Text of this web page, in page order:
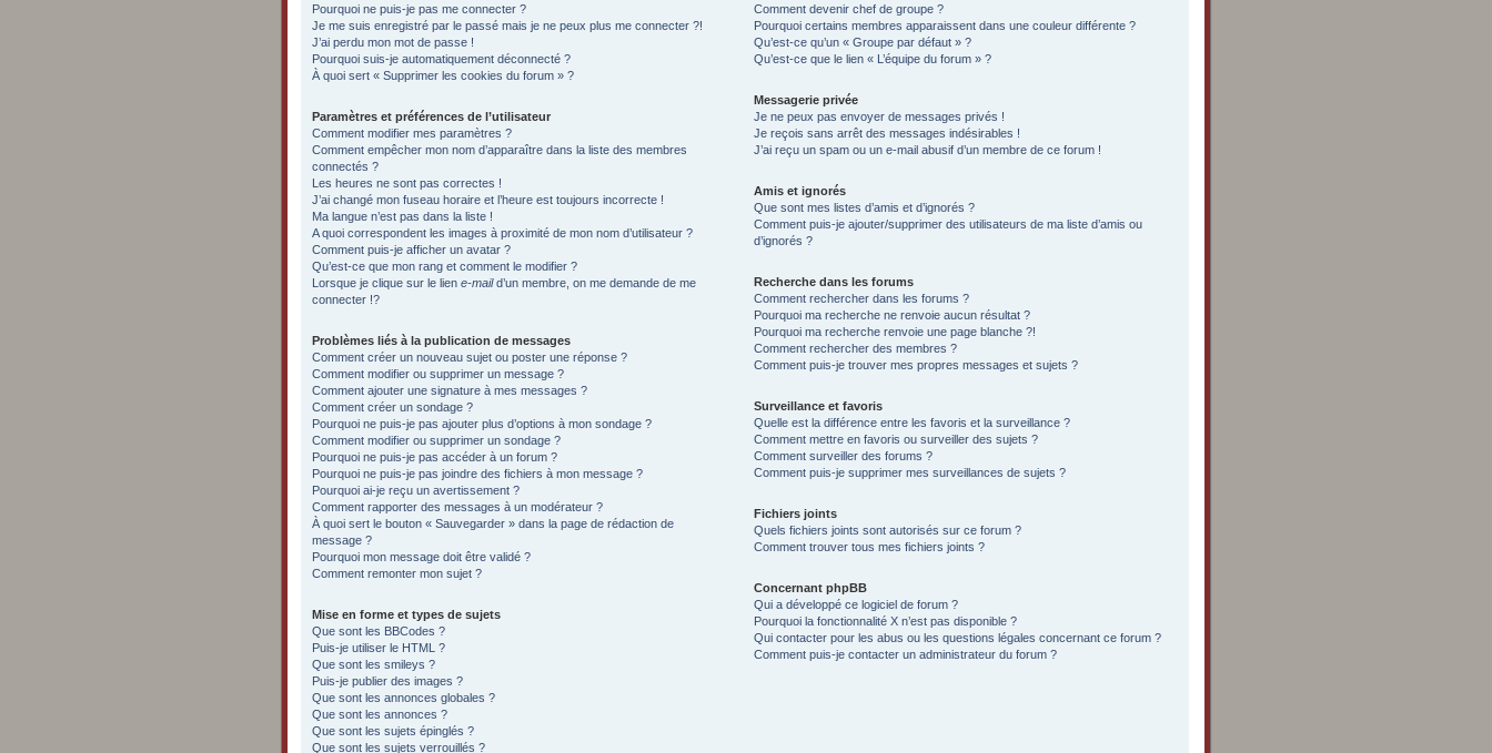
Pourquoi ne puis-je pas me connecter ?
Je me suis enregistré par le passé mais je ne peux plus me connecter ?!
J’ai perdu mon mot de passe !
Pourquoi suis-je automatiquement déconnecté ?
À quoi sert « Supprimer les cookies du forum » ?
Paramètres et préférences de l’utilisateur
Comment modifier mes paramètres ?
Comment empêcher mon nom d’apparaître dans la liste des membres
connectés ?
Les heures ne sont pas correctes !
J’ai changé mon fuseau horaire et l’heure est toujours incorrecte !
Ma langue n’est pas dans la liste !
A quoi correspondent les images à proximité de mon nom d’utilisateur ?
Comment puis-je afficher un avatar ?
Qu’est-ce que mon rang et comment le modifier ?
Lorsque je clique sur le lien e-maild’un membre, on me demande de me
connecter !?
Problèmes liés à la publication de messages
Comment créer un nouveau sujet ou poster une réponse ?
Comment modifier ou supprimer un message ?
Comment ajouter une signature à mes messages ?
Comment créer un sondage ?
Pourquoi ne puis-je pas ajouter plus d’options à mon sondage ?
Comment modifier ou supprimer un sondage ?
Pourquoi ne puis-je pas accéder à un forum ?
Pourquoi ne puis-je pas joindre des fichiers à mon message ?
Pourquoi ai-je reçu un avertissement ?
Comment rapporter des messages à un modérateur ?
À quoi sert le bouton « Sauvegarder » dans la page de rédaction de
message ?
Pourquoi mon message doit être validé ?
Comment remonter mon sujet ?
Mise en forme et types de sujets
Que sont les BBCodes ?
Puis-je utiliser le HTML ?
Que sont les smileys ?
Puis-je publier des images ?
Que sont les annonces globales ?
Que sont les annonces ?
Que sont les sujets épinglés ?
Que sont les sujets verrouillés ?
Comment devenir chef de groupe ?
Pourquoi certains membres apparaissent dans une couleur différente ?
Qu’est-ce qu’un « Groupe par défaut » ?
Qu’est-ce que le lien « L’équipe du forum » ?
Messagerie privée
Je ne peux pas envoyer de messages privés !
Je reçois sans arrêt des messages indésirables !
J’ai reçu un spam ou un e-mail abusif d’un membre de ce forum !
Amis et ignorés
Que sont mes listes d’amis et d’ignorés ?
Comment puis-je ajouter/supprimer des utilisateurs de ma liste d’amis ou
d’ignorés ?
Recherche dans les forums
Comment rechercher dans les forums ?
Pourquoi ma recherche ne renvoie aucun résultat ?
Pourquoi ma recherche renvoie une page blanche ?!
Comment rechercher des membres ?
Comment puis-je trouver mes propres messages et sujets ?
Surveillance et favoris
Quelle est la différence entre les favoris et la surveillance ?
Comment mettre en favoris ou surveiller des sujets ?
Comment surveiller des forums ?
Comment puis-je supprimer mes surveillances de sujets ?
Fichiers joints
Quels fichiers joints sont autorisés sur ce forum ?
Comment trouver tous mes fichiers joints ?
Concernant phpBB
Qui a développé ce logiciel de forum ?
Pourquoi la fonctionnalité X n’est pas disponible ?
Qui contacter pour les abus ou les questions légales concernant ce forum ?
Comment puis-je contacter un administrateur du forum ?